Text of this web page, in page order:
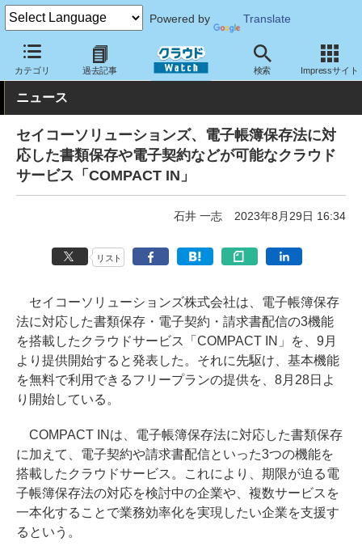
Powered by Translate
カテゴリ 過去記事 検索 Impressサイト
クラウド Watch サービス・ソフト サービス 業務関連
ニュース
セイコーソリューションズ、電子帳簿保存法に対
応した書類保存や電子契約などが可能なクラウド
サービス「COMPACT IN」
石井 一志 2023年8月29日 16:34
リスト
セイコーソリューションズ株式会社は、電子帳簿保存
法に対応した書類保存・電子契約・請求書配信の3機能
を搭載したクラウドサービス「COMPACT IN」を、9月
より提供開始すると発表した。それに先駆け、基本機能
を無料で利用できるフリープランの提供を、8月28日よ
り開始している。
COMPACT INは、電子帳簿保存法に対応した書類保存
に加えて、電子契約や請求書配信といった3つの機能を
搭載したクラウドサービス。これにより、期限が迫る電
子帳簿保存法の対応を検討中の企業や、複数サービスを
一本化することで業務効率化を実現したい企業を支援す
るという。